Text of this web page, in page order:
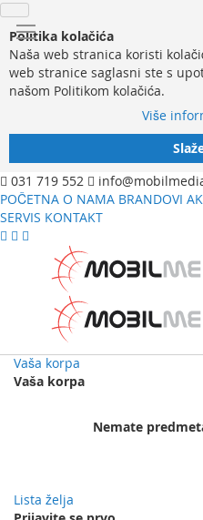
Politika kolačića
Naša web stranica koristi
web stranice saglasni ste s
našom Politikom kolačića.
Više
031 719 552
POČETNA O NAMA BRANDOVI
SERVIS KONTAKT
Vaša korpa
Vaša korpa
Nemate
Lista želja